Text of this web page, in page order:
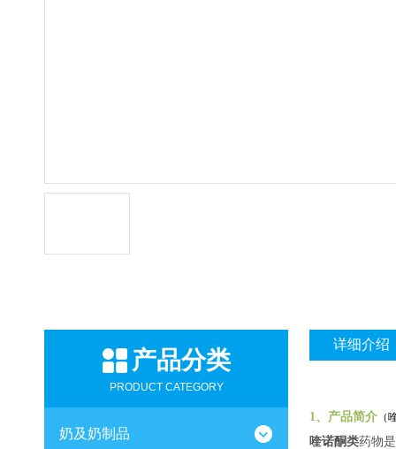
产品分类
PRODUCT CATEGORY
奶及奶制品
详细介绍
1、产品简介 （
喹诺酮类药物